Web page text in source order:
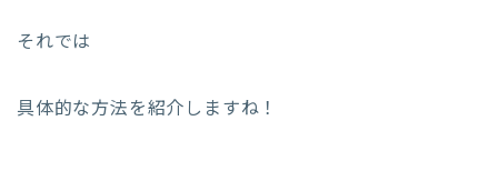
それでは
具体的な方法を紹介しますね！